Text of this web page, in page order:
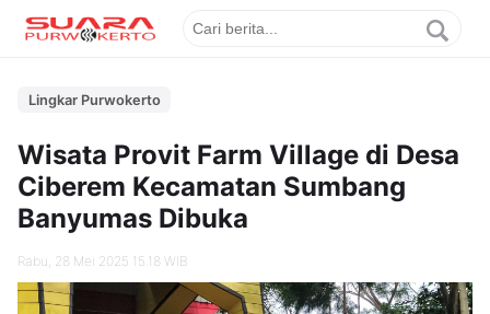
Lingkar Purwokerto
Wisata Provit Farm Village di Desa
Ciberem Kecamatan Sumbang
Banyumas Dibuka
Rabu, 28 Mei 2025 15.18 WIB